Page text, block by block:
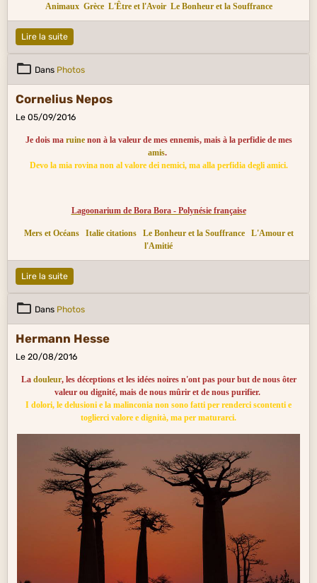
Animaux Grèce L'Être et l'Avoir Le Bonheur et la Souffrance
Lire la suite
Dans Photos
Cornelius Nepos
Le 05/09/2016
Je dois ma ruinenon à la valeur de mes ennemis, mais à la perfidie de mes
amis.
Devo la mia rovina non al valore dei nemici, ma alla perfidia degli amici.
Lagoonarium de Bora Bora - Polynésie française
Mers et Océans Italie citations Le Bonheur et la Souffrance
L'Amour et
l'Amitié
Lire la suite
Dans Photos
Hermann Hesse
Le 20/08/2016
La douleur, les déceptions et les idées noires n'ont pas pour but de nous ôter
valeur ou dignité, mais de nous mûrir et de nous purifier.
I dolori, le delusioni e la malinconia non sono fatti per renderci scontenti e
toglierci valore e dignità, ma per maturarci.